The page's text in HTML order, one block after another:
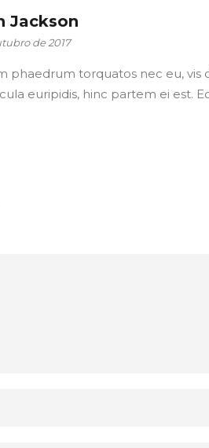
Jackson
de 2017
phaedrum torquatos nec eu, vis
euripidis, hinc partem ei est.